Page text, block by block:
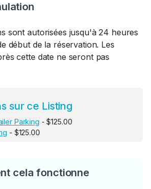
sont autorisées jusqu'à 24 heures
début de la réservation. Les
cette date ne seront pas
sur ce Listing
Parking - $125.00
- $125.00
cela fonctionne